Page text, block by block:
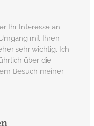
Ihr Interesse an
mit Ihren
sehr wichtig. Ich
über die
Besuch meiner